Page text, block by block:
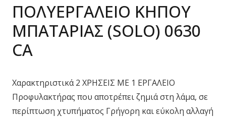
ΠΟΛΥΕΡΓΑΛΕΙΟ ΚΗΠΟΥ
ΜΠΑΤΑΡΙΑΣ (SOLO) 0630
CA
Χαρακτηριστικά 2 ΧΡΗΣΕΙΣ ΜΕ 1 ΕΡΓΑΛΕΙΟ
Προφυλακτήρας που αποτρέπει ζημιά στη λάμα, σε
περίπτωση χτυπήματος Γρήγορη και εύκολη αλλαγή